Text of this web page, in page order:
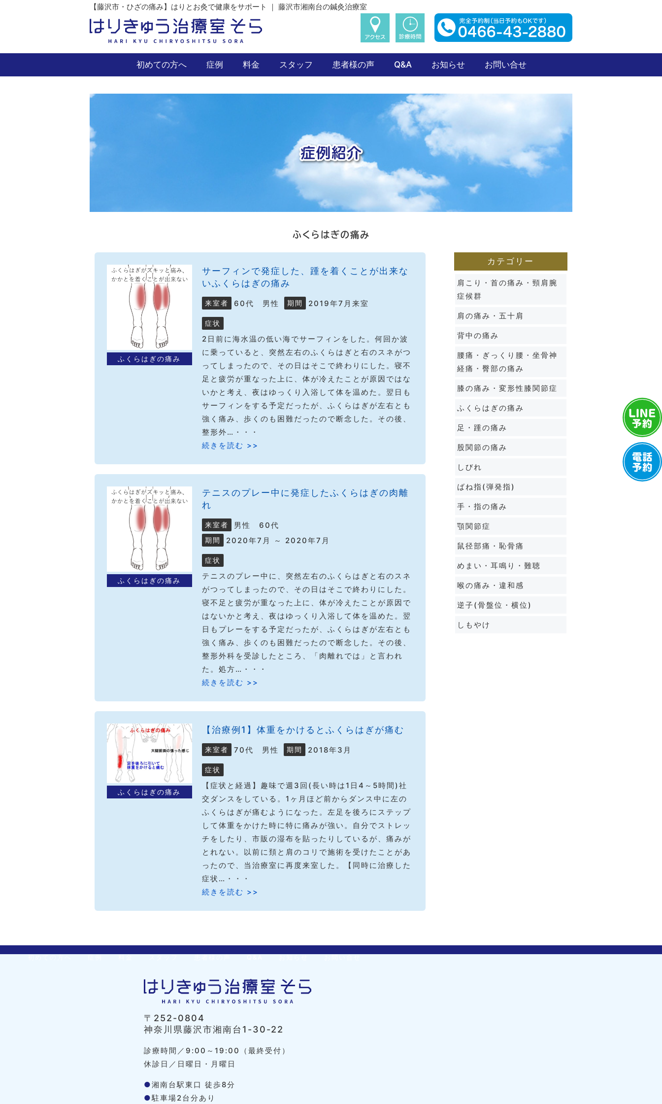
【藤沢市・ひざの痛み】はりとお灸で健康をサポート ｜ 藤沢市湘南台の鍼灸治療室
初めての方へ 症例 料金 スタッフ 患者様の声 Q&A お知らせ お問い合せ
ふくらはぎの痛み
ふくらはぎの痛み
サーフィンで発症した、踵を着くことが出来な
いふくらはぎの痛み
来室者 60代 男性 期間 2019年7月来室
症状
2日前に海水温の低い海でサーフィンをした。何回か波
に乗っていると、突然左右のふくらはぎと右のスネがつ
ってしまったので、その日はそこで終わりにした。寝不
足と疲労が重なった上に、体が冷えたことが原因ではな
いかと考え、夜はゆっくり入浴して体を温めた。翌日も
サーフィンをする予定だったが、ふくらはぎが左右とも
強く痛み、歩くのも困難だったので断念した。その後、
整形外…・・・
続きを読む >>
ふくらはぎの痛み
テニスのプレー中に発症したふくらはぎの肉離
れ
来室者 男性 60代
期間 2020年7月 ～ 2020年7月
症状
テニスのプレー中に、突然左右のふくらはぎと右のスネ
がつってしまったので、その日はそこで終わりにした。
寝不足と疲労が重なった上に、体が冷えたことが原因で
はないかと考え、夜はゆっくり入浴して体を温めた。翌
日もプレーをする予定だったが、ふくらはぎが左右とも
強く痛み、歩くのも困難だったので断念した。その後、
整形外科を受診したところ、「肉離れでは」と言われ
た。処方…・・・
続きを読む >>
ふくらはぎの痛み
【治療例1】体重をかけるとふくらはぎが痛む
来室者 70代 男性 期間 2018年3月
症状
【症状と経過】趣味で週3回(長い時は1日4～5時間)社
交ダンスをしている。1ヶ月ほど前からダンス中に左の
ふくらはぎが痛むようになった。左足を後ろにステップ
して体重をかけた時に特に痛みが強い。自分でストレッ
チをしたり、市販の湿布を貼ったりしているが、痛みが
とれない。以前に頚と肩のコリで施術を受けたことがあ
ったので、当治療室に再度来室した。【同時に治療した
症状…・・・
続きを読む >>
カテゴリー
肩こり・首の痛み・頸肩腕
症候群
肩の痛み・五十肩
背中の痛み
腰痛・ぎっくり腰・坐骨神
経痛・臀部の痛み
膝の痛み・変形性膝関節症
ふくらはぎの痛み
足・踵の痛み
股関節の痛み
しびれ
ばね指(弾発指)
手・指の痛み
顎関節症
鼠径部痛・恥骨痛
めまい・耳鳴り・難聴
喉の痛み・違和感
逆子(骨盤位・横位)
しもやけ
〒252-0804
神奈川県藤沢市湘南台1-30-22
診療時間／9:00～19:00（最終受付）
休診日／日曜日・月曜日
●湘南台駅東口 徒歩8分
●駐車場2台分あり